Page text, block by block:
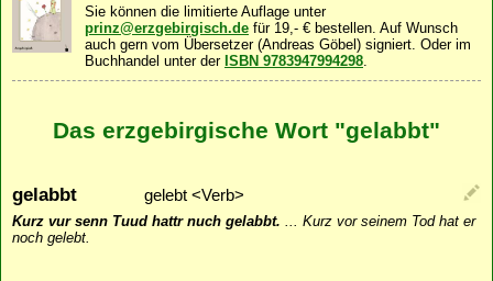
Sie können die limitierte Auflage unter
prinz@erzgebirgisch.de für 19,- € bestellen. Auf Wunsch
auch gern vom Übersetzer (Andreas Göbel) signiert. Oder im
Buchhandel unter der ISBN 9783947994298.
Das erzgebirgische Wort "gelabbt"
gelabbt gelebt <Verb>
Kurz vur senn Tuud hattr nuch gelabbt. ... Kurz vor seinem Tod hat er
noch gelebt.